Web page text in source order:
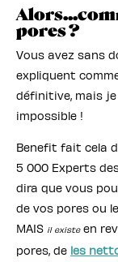
pores ?
Vous avez sans
expliquent
définitive, mais je
impossible !
Benefit fait cela
5 000 Experts
dira que vous
de vos pores ou
MAIS il existeen
pores, de les